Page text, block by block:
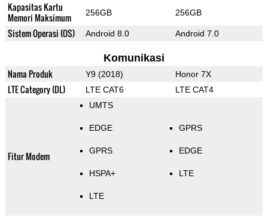
Kapasitas Kartu
Memori Maksimum
256GB 256GB
Sistem Operasi (OS) Android 8.0 Android 7.0
Komunikasi
Nama Produk Y9 (2018) Honor 7X
LTE Category (DL) LTE CAT6 LTE CAT4
Fitur Modem
UMTS
EDGE
GPRS
HSPA+
LTE
GPRS
EDGE
LTE